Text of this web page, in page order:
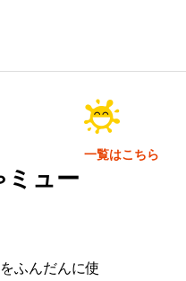
ミュー
ふんだんに使
一覧はこちら